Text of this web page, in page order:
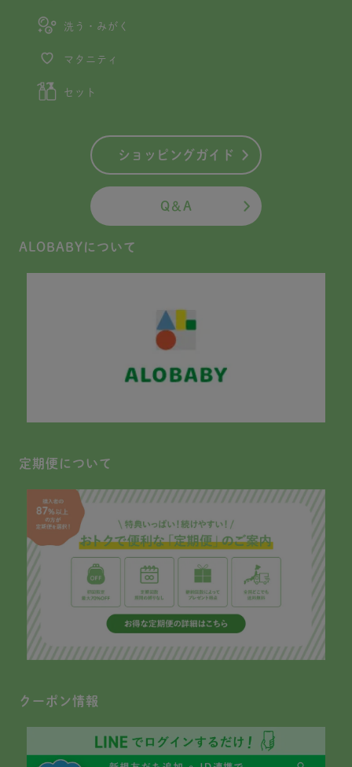
洗う・みがく
マタニティ
セット
ショッピングガイド
Q＆A
ALOBABYについて
定期便について
クーポン情報